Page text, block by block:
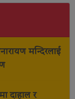
मन्दिरलाई
दाहाल र